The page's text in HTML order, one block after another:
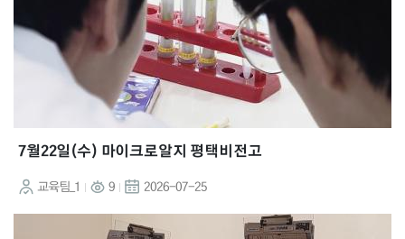
7월22일(수) 마이크로알지 평택비전고
교육팀_1 9 2026-07-25